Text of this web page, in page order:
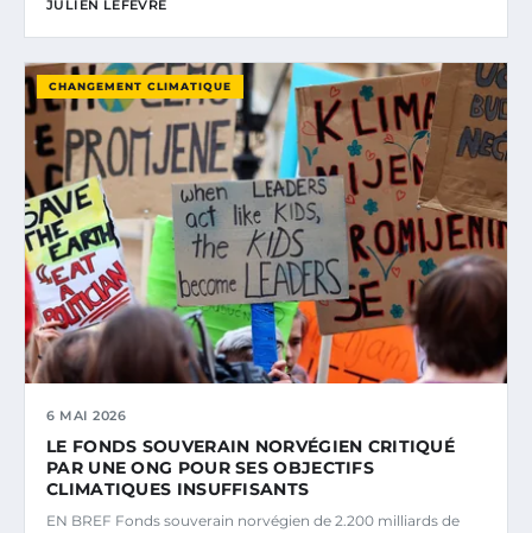
JULIEN LEFÈVRE
CHANGEMENT CLIMATIQUE
6 MAI 2026
LE FONDS SOUVERAIN NORVÉGIEN CRITIQUÉ
PAR UNE ONG POUR SES OBJECTIFS
CLIMATIQUES INSUFFISANTS
EN BREF Fonds souverain norvégien de 2.200 milliards de